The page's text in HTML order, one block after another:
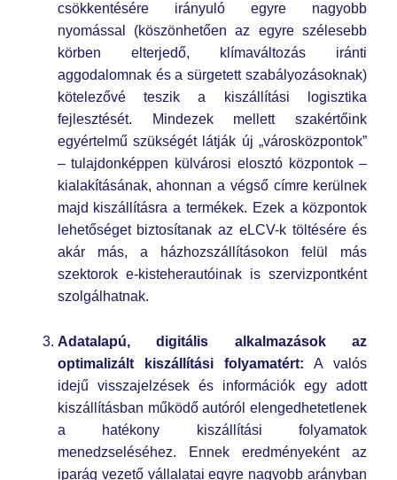
csökkentésére irányuló egyre nagyobb
nyomással (köszönhetően az egyre szélesebb
körben elterjedő, klímaváltozás iránti
aggodalomnak és a sürgetett szabályozásoknak)
kötelezővé teszik a kiszállítási logisztika
fejlesztését. Mindezek mellett szakértőink
egyértelmű szükségét látják új „városközpontok”
– tulajdonképpen külvárosi elosztó központok –
kialakításának, ahonnan a végső címre kerülnek
majd kiszállításra a termékek. Ezek a központok
lehetőséget biztosítanak az eLCV-k töltésére és
akár más, a házhozszállításokon felül más
szektorok e-kisteherautóinak is szervizpontként
szolgálhatnak.
Adatalapú, digitális alkalmazások az
optimalizált kiszállítási folyamatért: A valós
idejű visszajelzések és információk egy adott
kiszállításban működő autóról elengedhetetlenek
a hatékony kiszállítási folyamatok
menedzseléséhez. Ennek eredményeként az
iparág vezető vállalatai egyre nagyobb arányban